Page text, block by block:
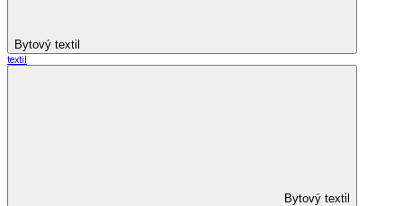
Bytový textil
textil
Bytový textil